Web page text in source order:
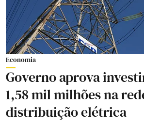
Economia
Governo aprova
1,58 mil milhões na
distribuição elétrica